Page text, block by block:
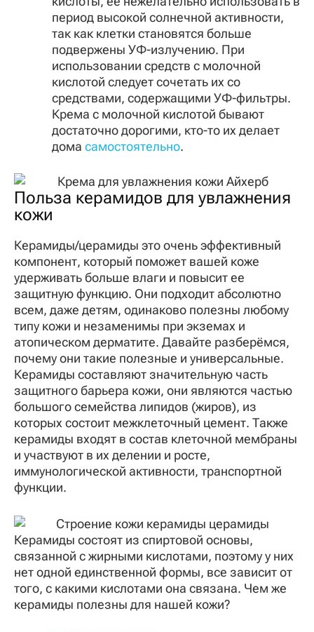
период высокой солнечной активности,
так как клетки становятся больше
подвержены УФ-излучению. При
использовании средств с молочной
кислотой следует сочетать их со
средствами, содержащими УФ-фильтры.
Крема с молочной кислотой бывают
достаточно дорогими, кто-то их делает
дома самостоятельно.
Польза керамидов для увлажнения
кожи
Керамиды/церамиды это очень эффективный
компонент, который поможет вашей коже
удерживать больше влаги и повысит ее
защитную функцию. Они подходит абсолютно
всем, даже детям, одинаково полезны любому
типу кожи и незаменимы при экземах и
атопическом дерматите. Давайте разберёмся,
почему они такие полезные и универсальные.
Керамиды составляют значительную часть
защитного барьера кожи, они являются частью
большого семейства липидов (жиров), из
которых состоит межклеточный цемент. Также
керамиды входят в состав клеточной мембраны
и участвуют в их делении и росте,
иммунологической активности, транспортной
функции.
Керамиды состоят из спиртовой основы,
связанной с жирными кислотами, поэтому у них
нет одной единственной формы, все зависит от
того, с какими кислотами она связана. Чем же
керамиды полезны для нашей кожи?